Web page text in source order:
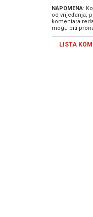
NAPOMENA:
od vrijeđanja,
komentara
mogu biti
LISTA